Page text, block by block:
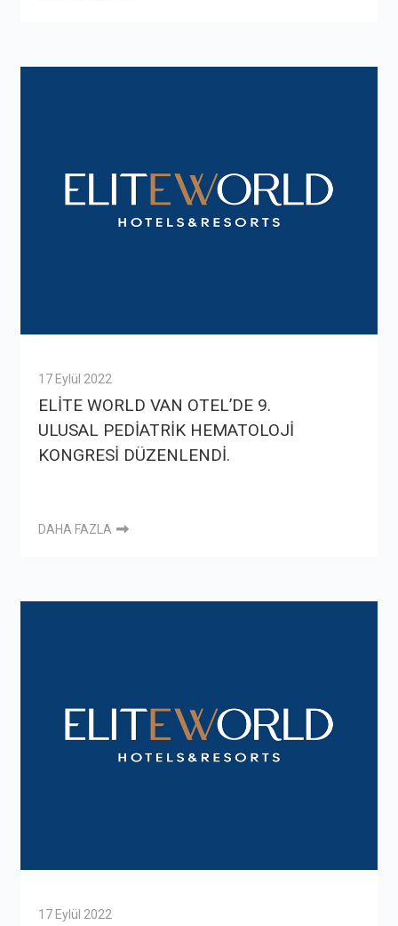
17 Eylül 2022
ELİTE WORLD VAN OTEL’DE 9.
ULUSAL PEDİATRİK HEMATOLOJİ
KONGRESİ DÜZENLENDİ.
DAHA FAZLA
17 Eylül 2022